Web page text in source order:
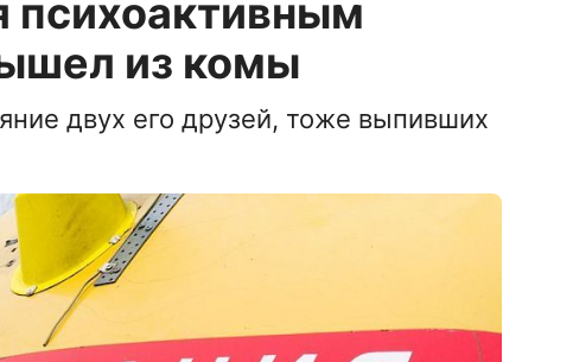
психоактивным
из комы
двух его друзей, тоже выпивших